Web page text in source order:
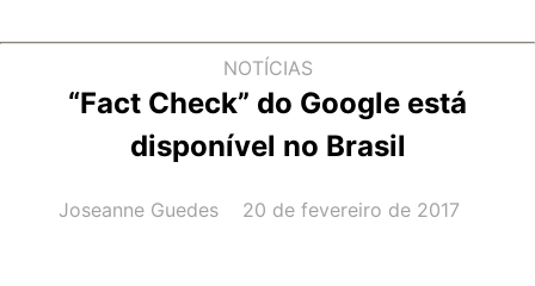
NOTÍCIAS
“Fact Check” do Google está
disponível no Brasil
AUTOR(A):
Joseanne Guedes DATA:
20 de fevereiro de 2017